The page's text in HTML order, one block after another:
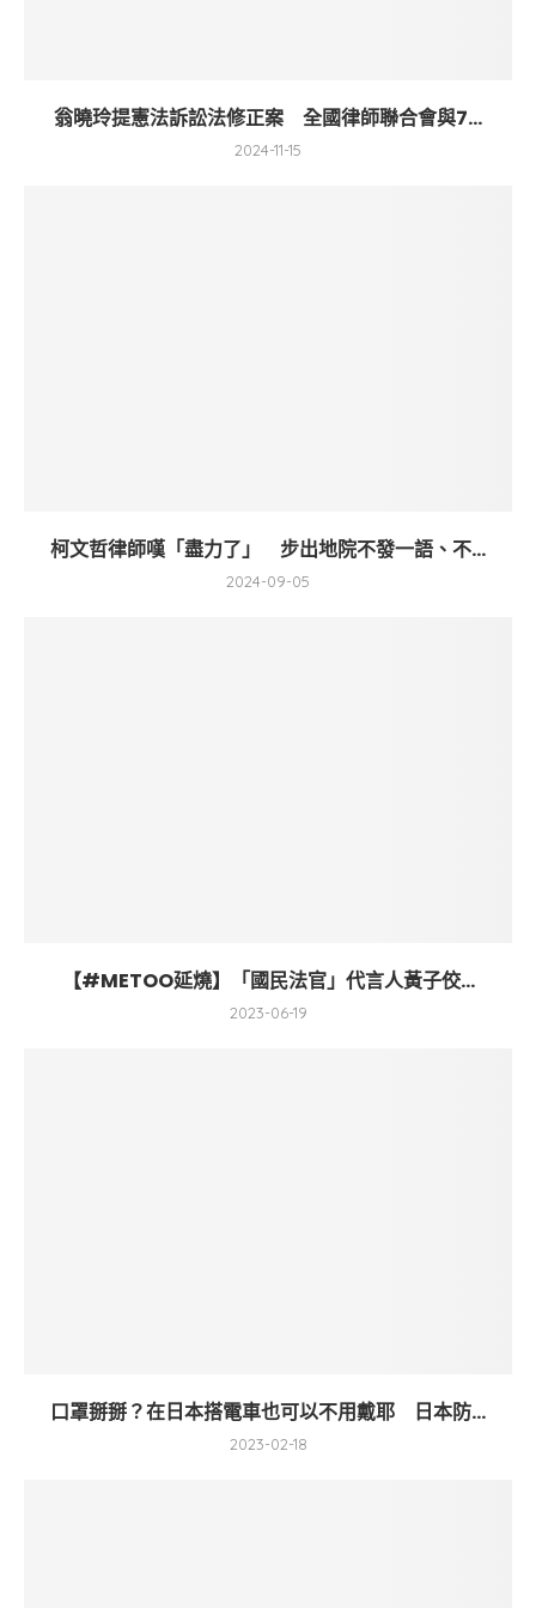
翁曉玲提憲法訴訟法修正案 全國律師聯合會與7...
2024-11-15
柯文哲律師嘆「盡力了」 步出地院不發一語、不...
2024-09-05
【#METOO延燒】「國民法官」代言人黃子佼...
2023-06-19
口罩掰掰？在日本搭電車也可以不用戴耶 日本防...
2023-02-18